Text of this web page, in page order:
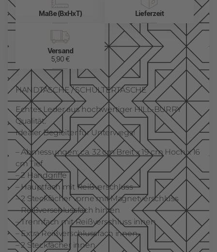
Maße (BxHxT) Lieferzeit
Versand
5,90 €
HANDTASCHE / SCHULTERTASCHE
Echtes Leder aus hochwertiger HILL-BURRY
Qualität.
Idealer Begleiter für Unterwegs!
– Abmessungen: ca. 32 cm Breit x 19 cm Hoch x 16
cm Tief
– 2 Handgriffe
– Hauptfach mit Reißverschluss
– 2 Steckfächer vorne mit Magnetverschluss
– Reißverschlussfach hinten
– Trennfach mit Reißverschluss innen
– Extra Reißverschlussfach innen
– 2 Steckfächer innen